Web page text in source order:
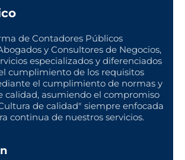
de Contadores Públicos
y Consultores de Negocios,
especializados y diferenciados
cumplimiento de los requisitos
el cumplimiento de normas y
calidad, asumiendo el compromiso
de calidad" siempre enfocada
continua de nuestros servicios.